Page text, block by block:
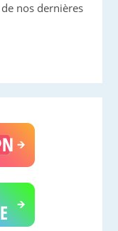
nos dernières